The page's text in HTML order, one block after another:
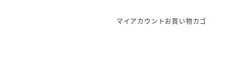
マイアカウントお買い物カゴ